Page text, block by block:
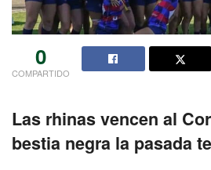
0
COMPARTIDO
Las rhinas vencen al
bestia negra la pasada